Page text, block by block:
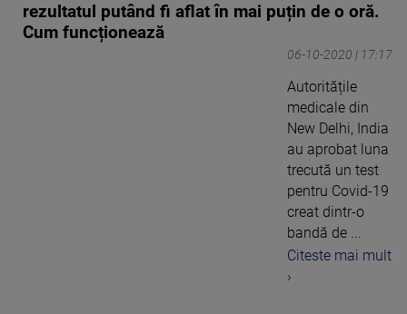
rezultatul putând fi aflat în mai puțin de o oră.
Cum funcționează
06-10-2020 | 17:17
Autoritățile
medicale din
New Delhi, India
au aprobat luna
trecută un test
pentru Covid-19
creat dintr-o
bandă de ...
Citeste mai mult
›